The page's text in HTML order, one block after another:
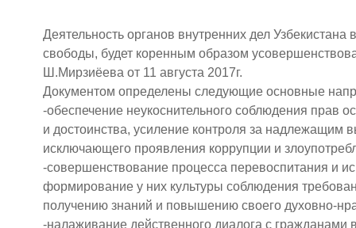
Деятельность органов внутренних дел
свободы, будет коренным образом
Ш.Мирзиёева от 11 августа 2017г.
Документом определены следующие основные
-обеспечение неукоснительного соблюдения прав
и достоинства, усиление контроля за надлежащим
исключающего проявления коррупции и
-совершенствование процесса перевоспитания и
формирование у них культуры соблюдения
получению знаний и повышению своего духовно-
-налаживание действенного диалога с